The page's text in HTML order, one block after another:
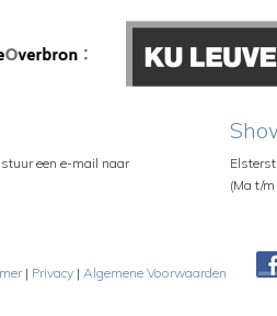
een e-mail naar
(Ma t/
| Privacy | Algemene Voorwaarden